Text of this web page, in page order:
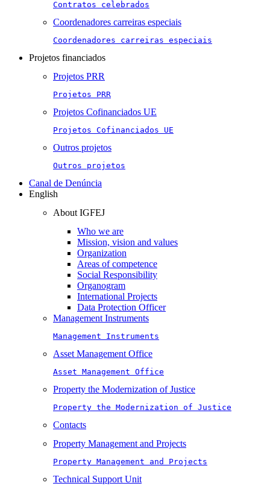
Contratos celebrados
Coordenadores carreiras especiais
Coordenadores carreiras especiais
Projetos financiados
Projetos PRR
Projetos PRR
Projetos Cofinanciados UE
Projetos Cofinanciados UE
Outros projetos
Outros projetos
Canal de Denúncia
English
About IGFEJ
Who we are
Mission, vision and values
Organization
Areas of competence
Social Responsibility
Organogram
International Projects
Data Protection Officer
Management Instruments
Management Instruments
Asset Management Office
Asset Management Office
Property the Modernization of Justice
Property the Modernization of Justice
Contacts
Property Management and Projects
Property Management and Projects
Technical Support Unit